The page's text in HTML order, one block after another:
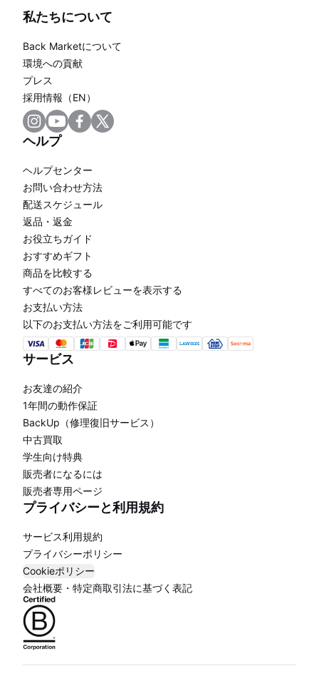
私たちについて
Back Marketについて
環境への貢献
プレス
採用情報（EN）
ヘルプ
ヘルプセンター
お問い合わせ方法
配送スケジュール
返品・返金
お役立ちガイド
おすすめギフト
商品を比較する
すべてのお客様レビューを表示する
お支払い方法
以下のお支払い方法をご利用可能です
サービス
お友達の紹介
1年間の動作保証
BackUp（修理復旧サービス）
中古買取
学生向け特典
販売者になるには
販売者専用ページ
プライバシーと利用規約
サービス利用規約
プライバシーポリシー
Cookieポリシー
会社概要・特定商取引法に基づく表記